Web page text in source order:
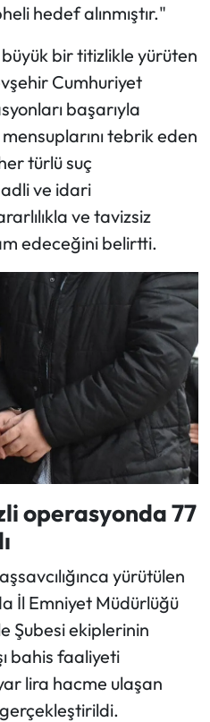
hedef alınmıştır."
büyük bir titizlikle yürüten
Cumhuriyet
başarıyla
tebrik eden
türlü suç
ve idari
ve tavizsiz
edeceğini belirtti.
operasyonda 77
yürütülen
İl Emniyet Müdürlüğü
Şubesi ekiplerinin
bahis faaliyeti
lira hacme ulaşan